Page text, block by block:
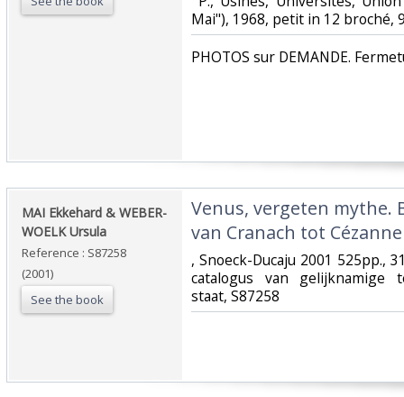
Mai"), 1968, petit in 12 broché,
‎PHOTOS sur DEMANDE.
‎MAI Ekkehard & WEBER-
WOELK Ursula‎
Reference : S87258
(2001)
See the book
‎Venus, vergeten mythe.
van Cranach tot Cézanne‎
‎, Snoeck-Ducaju 2001 525pp.,
catalogus van gelijknamige
staat, S87258‎